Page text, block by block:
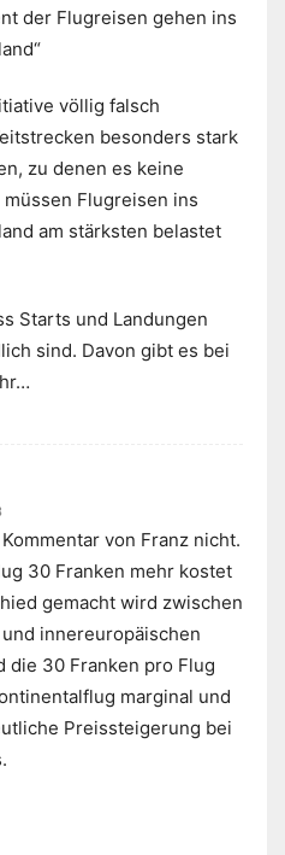
der Flugreisen gehen ins
völlig falsch
besonders stark
zu denen es keine
Flugreisen ins
am stärksten belastet
Starts und Landungen
sind. Davon gibt es bei
von Franz nicht.
30 Franken mehr kostet
gemacht wird zwischen
innereuropäischen
die 30 Franken pro Flug
marginal und
Preissteigerung bei